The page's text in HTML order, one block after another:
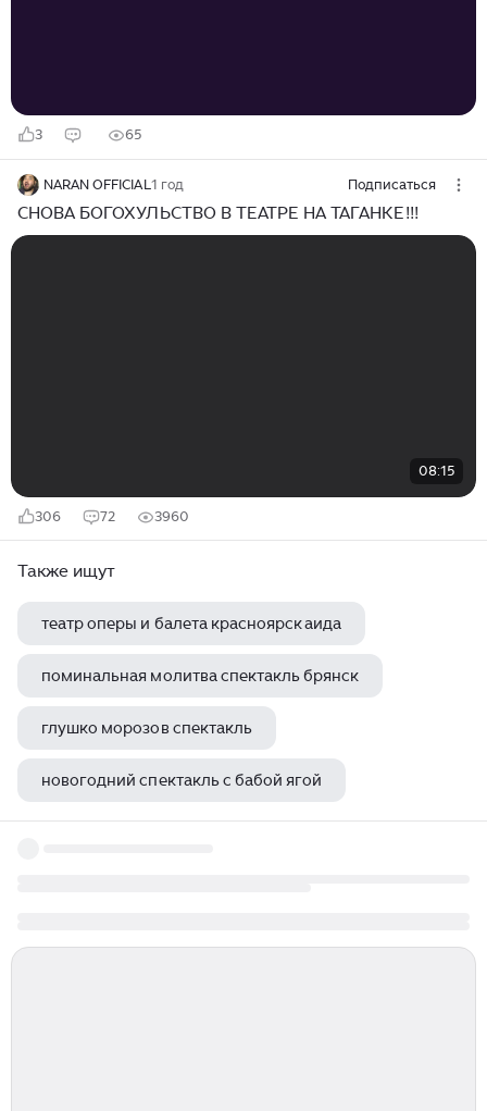
3 65
NARAN OFFICIAL1 год Подписаться
СНОВА БОГОХУЛЬСТВО В ТЕАТРЕ НА ТАГАНКЕ!!!
08:15
306 72 3960
Также ищут
театр оперы и балета красноярск аида
поминальная молитва спектакль брянск
глушко морозов спектакль
новогодний спектакль с бабой ягой